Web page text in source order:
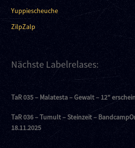
Yuppiescheuche
ZilpZalp
Nächste Labelrelases:
TaR 035 – Malatesta – Gewalt – 12″
TaR 036 – Tumult – Steinzeit –
18.11.2025